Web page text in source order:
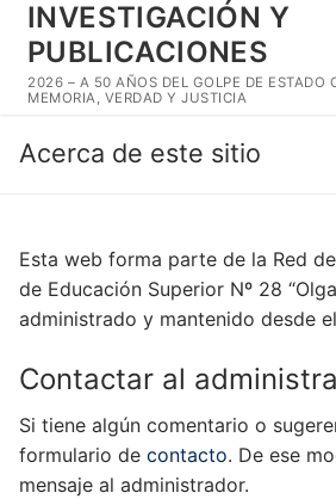
contenido
INVESTIGACIÓN Y
PUBLICACIONES
2026 – A 50 AÑOS DEL GOLPE DE ESTADO
MEMORIA, VERDAD Y JUSTICIA
Acerca de este sitio
Esta web forma parte de la Red
de Educación Superior Nº 28
administrado y mantenido desde
Contactar al
Si tiene algún comentario o
formulario de contacto. De ese
mensaje al administrador.